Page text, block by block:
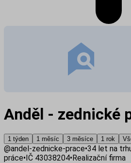
Anděl - zednické
1 týden 1 měsíc 3 měsíce 1 rok
@andel-zednicke-prace•34 let na
práce•IČ 43038204•Realizační firma